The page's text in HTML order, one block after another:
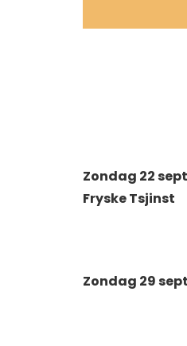
Zondag 22
Fryske Tsjinst
Zondag 29